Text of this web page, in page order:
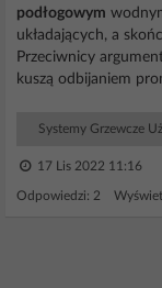
podłogowym
układających, a
Przeciwnicy
kuszą odbijaniem
Systemy Grzewcze
17 Lis 2022 11:16
Odpowiedzi: 2